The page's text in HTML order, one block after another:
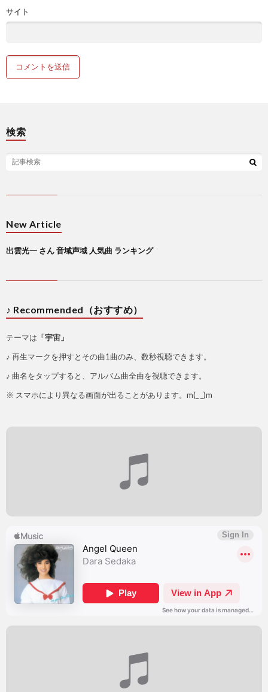
サイト
検索
New Article
出雲光一 さん 音域声域 人気曲 ランキング
♪ Recommended（おすすめ）
テーマは 「宇宙」
♪ 再生マークを押すとその曲1曲のみ、数秒視聴できます。
♪ 曲名をタップすると、アルバム曲全曲を視聴できます。
※ スマホにより異なる画面が出ることがあります。m(_ _)m